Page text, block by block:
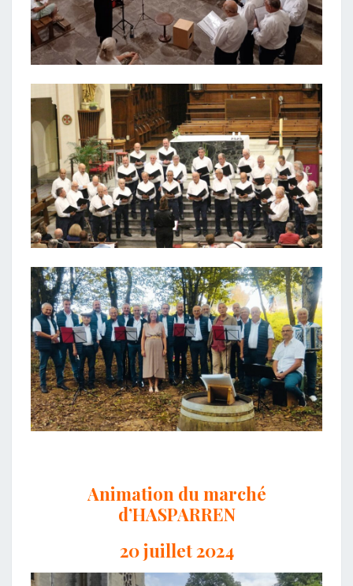
Animation du marché
d’HASPARREN
20 juillet 2024